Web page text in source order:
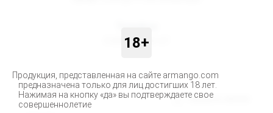
8 800 500-30-67
О компании
Заказать звонок
18+
Продукция, представленная на сайте armango.com
предназначена только для лиц достигших 18 лет.
Нажимая на кнопку «да» вы подтверждаете свое
совершеннолетие